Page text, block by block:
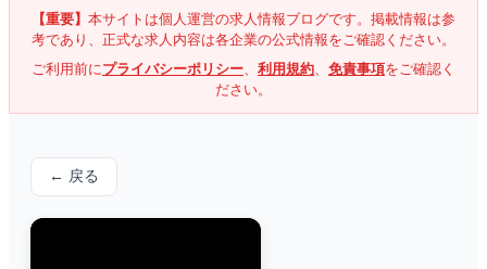
【重要】 本サイトは個人運営の求人情報ブログです。掲載情報は参
考であり、正式な求人内容は各企業の公式情報をご確認ください。
ご利用前にプライバシーポリシー、 利用規約、 免責事項をご確認く
ださい。
← 戻る